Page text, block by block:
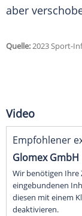
aber
Quelle:2023 Sport-
Video
Empfohlener
Glomex GmbH
Wir benötigen Ihre
eingebundenen
diesen mit einem
deaktivieren.